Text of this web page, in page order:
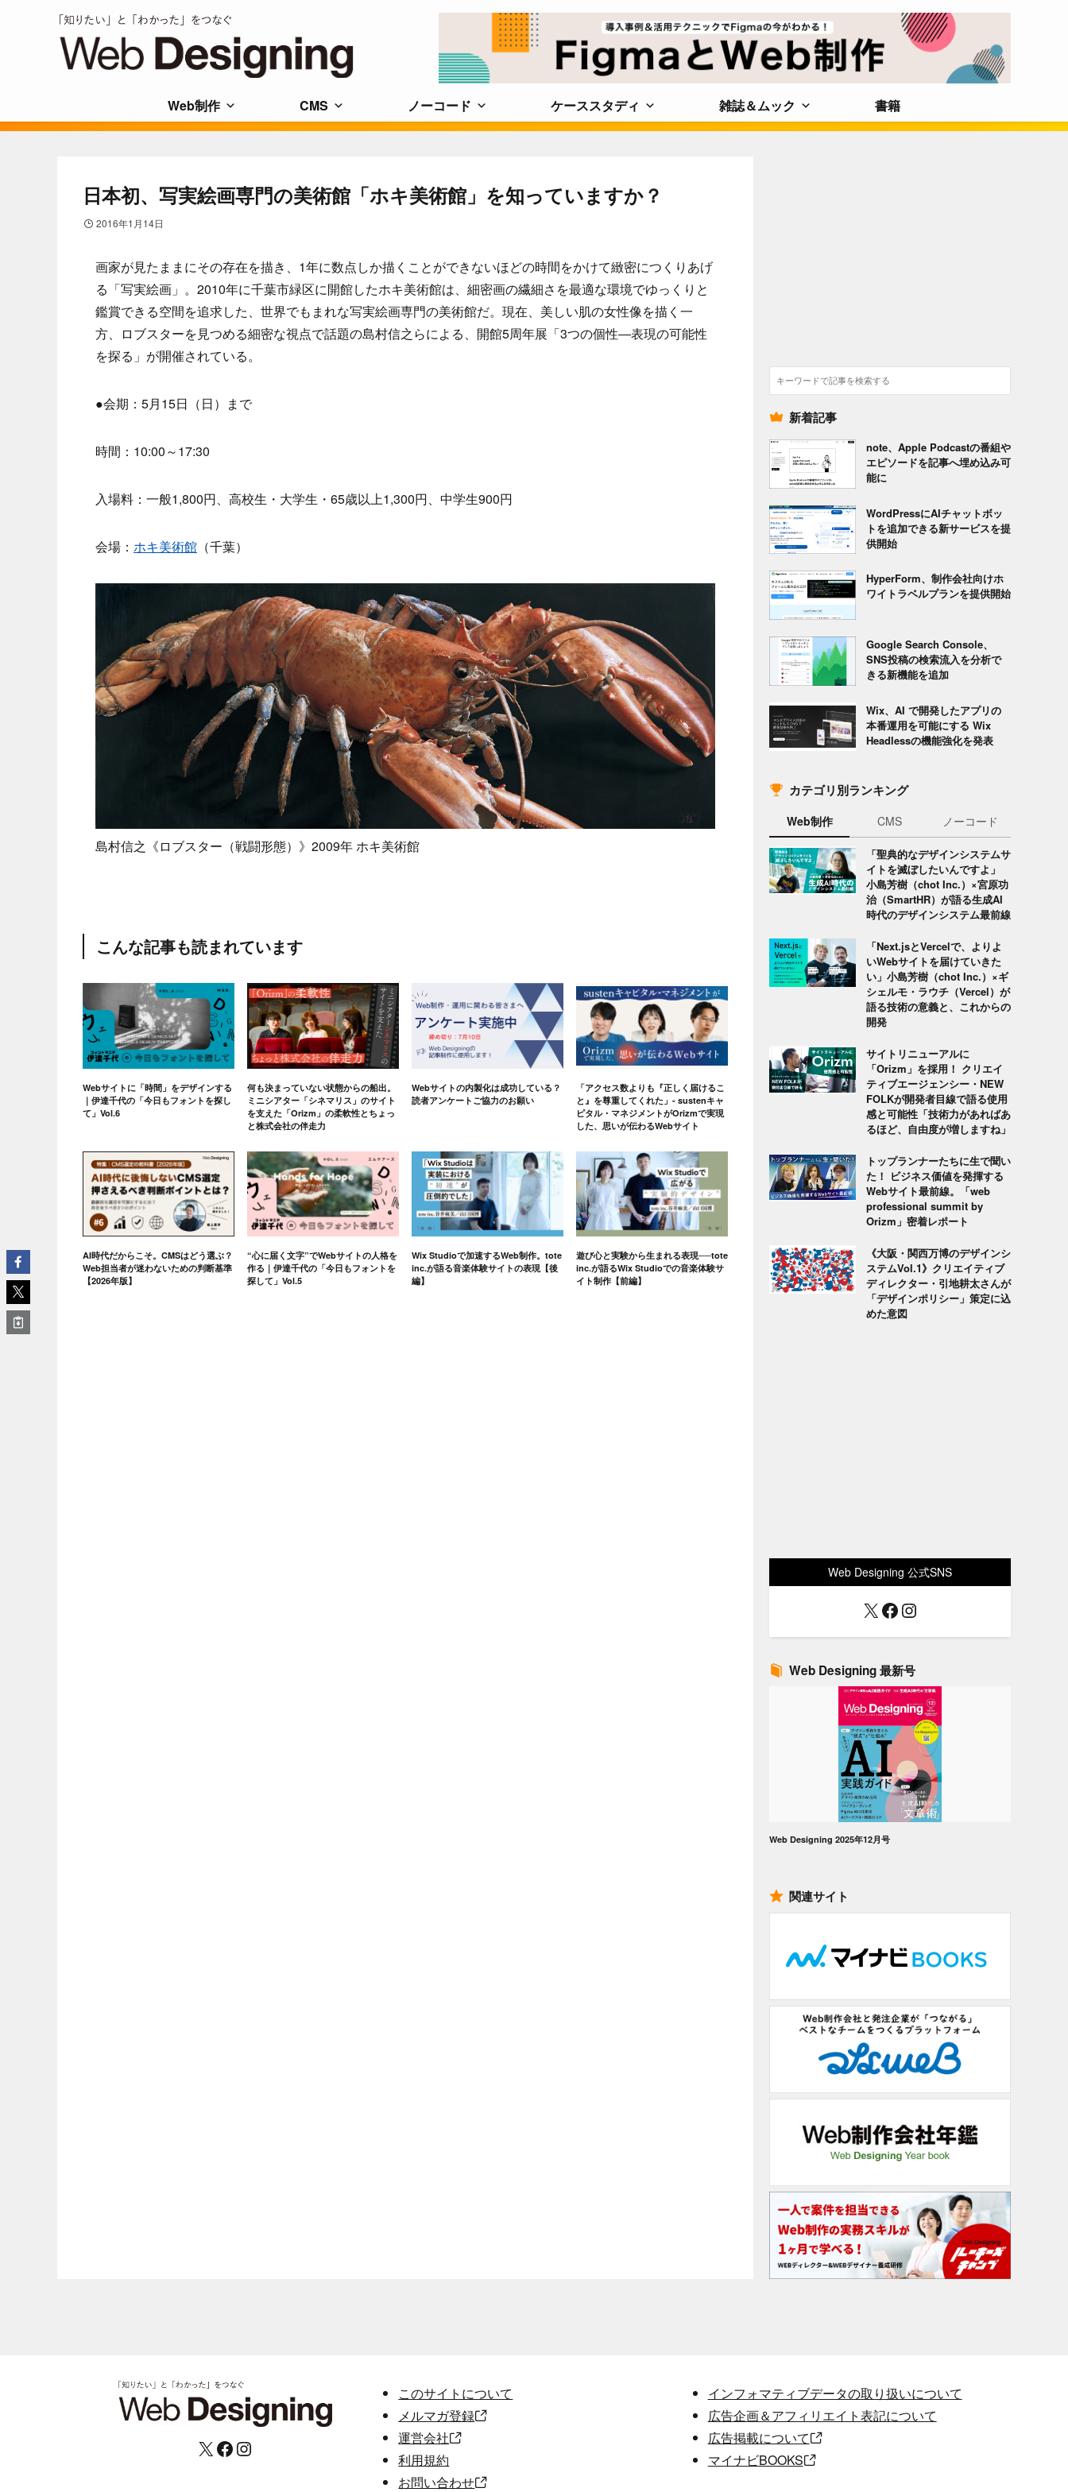
Web制作 CMS ノーコード ケーススタディ 雑誌＆ムック 書籍
日本初、写実絵画専門の美術館「ホキ美術館」を知っていますか？
2016年1月14日
画家が見たままにその存在を描き、1年に数点しか描くことができないほどの時間をかけて緻密につくりあげ
る「写実絵画」。2010年に千葉市緑区に開館したホキ美術館は、細密画の繊細さを最適な環境でゆっくりと
鑑賞できる空間を追求した、世界でもまれな写実絵画専門の美術館だ。現在、美しい肌の女性像を描く一
方、ロブスターを見つめる細密な視点で話題の島村信之らによる、開館5周年展「3つの個性―表現の可能性
を探る」が開催されている。
●会期：5月15日（日）まで
時間：10:00～17:30
入場料：一般1,800円、高校生・大学生・65歳以上1,300円、中学生900円
会場： ホキ美術館 （千葉）
島村信之《ロブスター（戦闘形態）》2009年 ホキ美術館
こんな記事も読まれています
Webサイトに「時間」をデザインする
｜伊達千代の「今日もフォントを探し
て」Vol.6
何も決まっていない状態からの船出。
ミニシアター「シネマリス」のサイト
を支えた「Orizm」の柔軟性とちょっ
と株式会社の伴走力
Webサイトの内製化は成功している？
読者アンケートご協力のお願い
「アクセス数よりも『正しく届けるこ
と』を尊重してくれた」- sustenキャ
ピタル・マネジメントがOrizmで実現
した、思いが伝わるWebサイト
AI時代だからこそ。CMSはどう選ぶ？
Web担当者が迷わないための判断基準
【2026年版】
“心に届く文字”でWebサイトの人格を
作る｜伊達千代の「今日もフォントを
探して」Vol.5
Wix Studioで加速するWeb制作。tote
inc.が語る音楽体験サイトの表現【後
編】
遊び心と実験から生まれる表現──tote
inc.が語るWix Studioでの音楽体験サ
イト制作【前編】
検
索
新着記事
note、Apple Podcastの番組や
エピソードを記事へ埋め込み可
能に
WordPressにAIチャットボッ
トを追加できる新サービスを提
供開始
HyperForm、制作会社向けホ
ワイトラベルプランを提供開始
Google Search Console、
SNS投稿の検索流入を分析で
きる新機能を追加
Wix、AI で開発したアプリの
本番運用を可能にする Wix
Headlessの機能強化を発表
カテゴリ別ランキング
Web制作 CMS ノーコード
「聖典的なデザインシステムサ
イトを滅ぼしたいんですよ」
小島芳樹（chot Inc.）×宮原功
治（SmartHR）が語る生成AI
時代のデザインシステム最前線
「Next.jsとVercelで、よりよ
いWebサイトを届けていきた
い」小島芳樹（chot Inc.）×ギ
シェルモ・ラウチ（Vercel）が
語る技術の意義と、これからの
開発
サイトリニューアルに
「Orizm」を採用！ クリエイ
ティブエージェンシー・NEW
FOLKが開発者目線で語る使用
感と可能性「技術力があればあ
るほど、自由度が増しますね」
トップランナーたちに生で聞い
た！ ビジネス価値を発揮する
Webサイト最前線。「web
professional summit by
Orizm」密着レポート
《大阪・関西万博のデザインシ
ステムVol.1》クリエイティブ
ディレクター・引地耕太さんが
「デザインポリシー」策定に込
めた意図
Web Designing 公式SNS
X Facebook
Instagram
Web Designing 最新号
Web Designing 2025年12月号
関連サイト
X Facebook Instagram
このサイトについて
メルマガ登録
運営会社
利用規約
お問い合わせ
インフォマティブデータの取り扱いについて
広告企画＆アフィリエイト表記について
広告掲載について
マイナビBOOKS